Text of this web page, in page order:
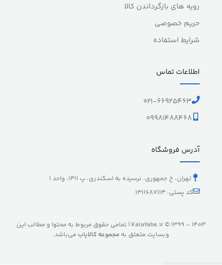
آدرس فروشگاه
تهران، خ جمهوری، نرسیده به اسکندری، پ 1411، واحد 1
کد پستی: 1311687113
اطلاعات تماس
021-66925463
09981488468
رویه های بازگرداندن کالا
حریم خصوصی
شرایط استفاده
KalaYabe.ir © 1399 – 1403 | تمامی حقوق مربوط به محتوا و مطالب این
وبسایت متعلق به مجموعه کالایاب می‌باشد.